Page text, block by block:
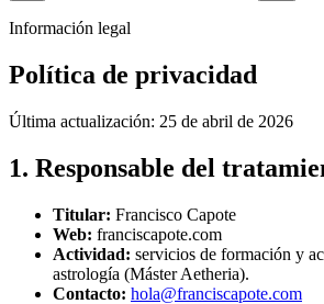
Información legal
Política de privacidad
Última actualización: 25 de abril de 2026
1. Responsable del
Titular: Francisco Capote
Web: franciscapote.com
Actividad: servicios de formación y
astrología (Máster Aetheria).
Contacto: hola@franciscapote.com